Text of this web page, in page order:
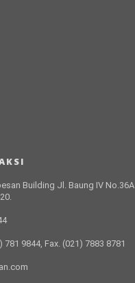
Building Jl. Baung IV No.36A
781 9844, Fax. (021) 7883 8781